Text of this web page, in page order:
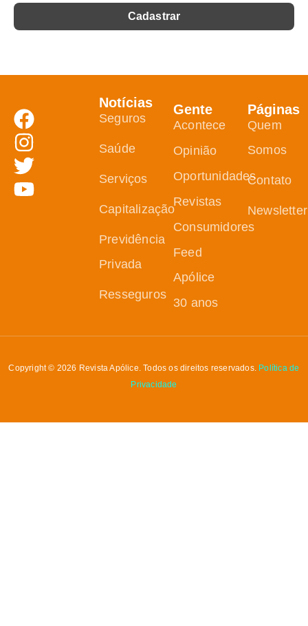
Notícias
Seguros
Saúde
Serviços
Capitalização
Previdência
Privada
Resseguros
Gente
Acontece
Opinião
Oportunidades
Revistas
Consumidores
Feed
Apólice
30 anos
Páginas
Quem
Somos
Contato
Newsletter
Copyright © 2026 Revista Apólice. Todos os direitos reservados. Política de
Privacidade